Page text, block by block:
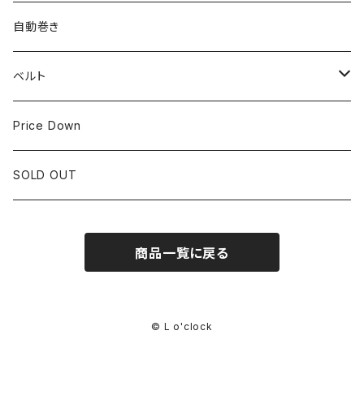
CITIZEN
25mm~29.9mm
30mm~34.9mm
35mm~39.9mm
40mm~
自動巻き
ベルト
HIRSCHベルト
SSブレスレット
Price Down
SOLD OUT
商品一覧に戻る
© L o'clock